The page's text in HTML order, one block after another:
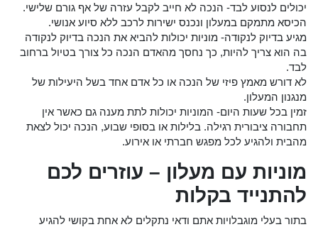
יכולים לנסוע לבד- הנכה לא חייב לקבל עזרה של אף גורם שלישי.
הכיסא מתמקם במעלון ונכנס ישירות לרכב ללא סיוע אנושי.
מגיע בדיוק לנקודה- מוניות יכולות להביא את הנכה בדיוק לנקודה
בה הוא צריך להיות, כך נחסך מהאדם הנכה כל צורך בטיול ברחוב
לבד.
לא דורש מאמץ פיזי של הנכה או כל אדם אחד בשל היעילות של
מנגנון המעלון.
זמין בכל שעות היום- המוניות יכולות לתת מענה גם כאשר אין
תחבורה ציבורית רגילה. בלילות או בסופי שבוע, הנכה יכול לצאת
מהבית ולהגיע לכל מפגש חברתי או אירוע.
מוניות עם מעלון – עוזרים לכם
להתנייד בקלות
בתור בעלי מוגבלויות אתם ודאי נתקלים לא אחת בקושי להגיע